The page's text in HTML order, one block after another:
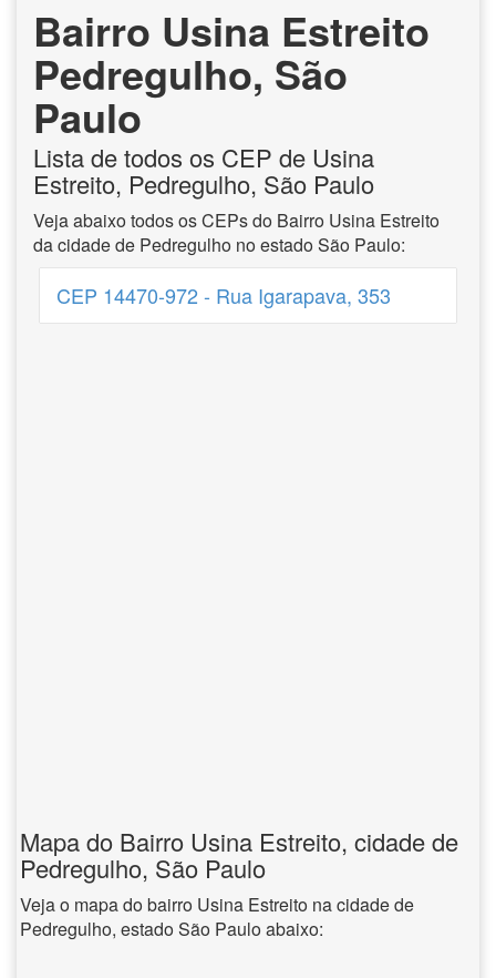
Bairro Usina Estreito
Pedregulho, São
Paulo
Lista de todos os CEP de Usina
Estreito, Pedregulho, São Paulo
Veja abaixo todos os CEPs do Bairro Usina Estreito
da cidade de Pedregulho no estado São Paulo:
CEP 14470-972 - Rua Igarapava, 353
Mapa do Bairro Usina Estreito, cidade de
Pedregulho, São Paulo
Veja o mapa do bairro Usina Estreito na cidade de
Pedregulho, estado São Paulo abaixo: